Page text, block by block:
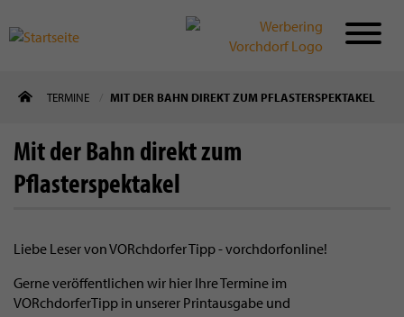
zum
TERMINE MIT DER BAHN DIREKT ZUM PFLASTERSPEKTAKEL
Mit der Bahn direkt zum
Pflasterspektakel
Liebe Leser von VORchdorfer Tipp - vorchdorfonline!
Gerne veröffentlichen wir hier Ihre Termine im
VORchdorferTipp in unserer Printausgabe und